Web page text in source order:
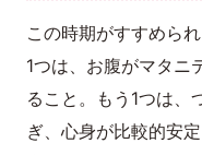
この時期がすすめら
1つは、お腹がマタニ
ること。もう1つは、
ぎ、心身が比較的安